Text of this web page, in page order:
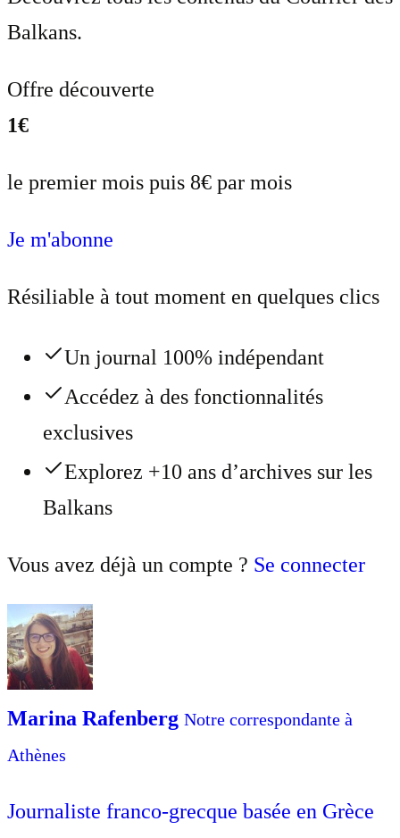
Balkans.
Offre découverte
1€
le premier mois puis 8€ par mois
Je m'abonne
Résiliable à tout moment en quelques clics
Un journal 100% indépendant
Accédez à des fonctionnalités
exclusives
Explorez +10 ans d’archives sur les
Balkans
Vous avez déjà un compte ? Se connecter
Marina Rafenberg Notre correspondante à
Athènes
Journaliste franco-grecque basée en Grèce